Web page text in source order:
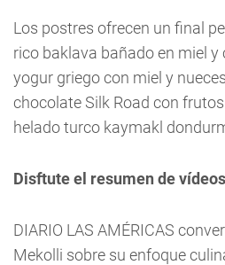
Los postres ofrecen un final
rico baklava bañado en miel y
yogur griego con miel y
chocolate Silk Road con
helado turco kaymakl
Disftute el resumen de
DIARIO LAS AMÉRICAS
Mekolli sobre su enfoque